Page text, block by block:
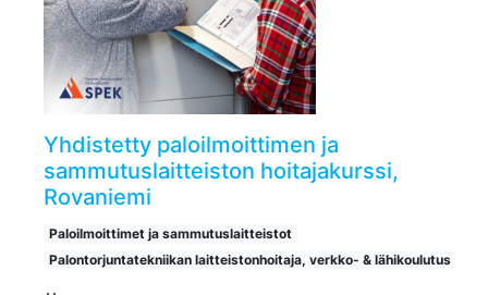
Yhdistetty paloilmoittimen ja
sammutuslaitteiston hoitajakurssi,
Rovaniemi
Paloilmoittimet ja sammutuslaitteistot
Palontorjuntatekniikan laitteistonhoitaja, verkko- & lähikoulutus